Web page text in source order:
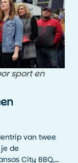
sport en
van twee
de
City BBQ,